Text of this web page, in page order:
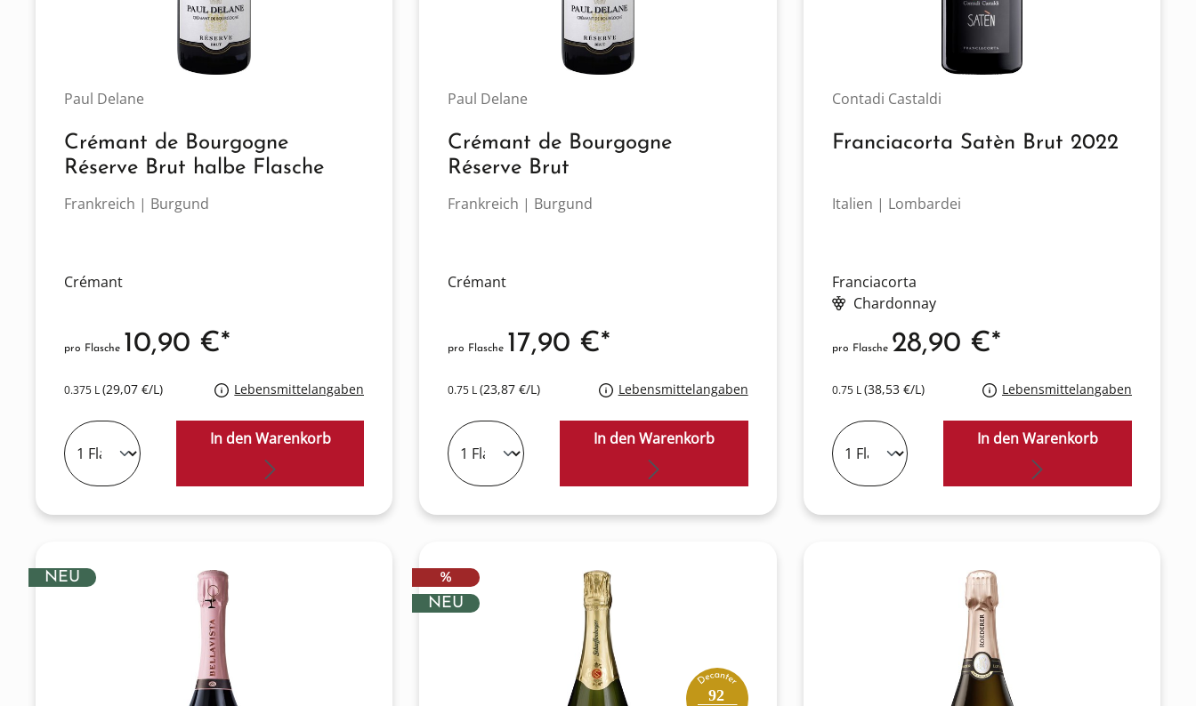
Paul Delane
Crémant de Bourgogne
Réserve Brut halbe Flasche
Frankreich | Burgund
Crémant
0.375 L(29,07 €/L) Lebensmittelangaben
pro Flasche 10,90 €*
In den Warenkorb
Paul Delane
Crémant de Bourgogne
Réserve Brut
Frankreich | Burgund
Crémant
0.75 L(23,87 €/L) Lebensmittelangaben
pro Flasche 17,90 €*
In den Warenkorb
Contadi Castaldi
Franciacorta Satèn Brut 2022
Italien | Lombardei
Franciacorta
Chardonnay
0.75 L(38,53 €/L) Lebensmittelangaben
pro Flasche 28,90 €*
In den Warenkorb
NEU RABATT
%
NEU
92